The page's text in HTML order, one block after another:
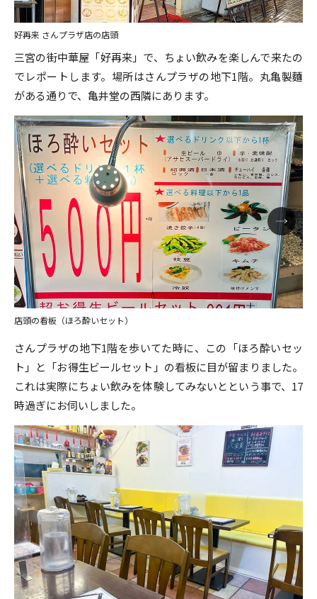
好再来 さんプラザ店の店頭
三宮の街中華屋「好再来」で、ちょい飲みを楽しんで来たの
でレポートします。場所はさんプラザの地下1階。丸亀製麵
がある通りで、亀井堂の西隣にあります。
店頭の看板（ほろ酔いセット）
さんプラザの地下1階を歩いてた時に、この「ほろ酔いセッ
ト」と「お得生ビールセット」の看板に目が留まりました。
これは実際にちょい飲みを体験してみないとという事で、17
時過ぎにお伺いしました。